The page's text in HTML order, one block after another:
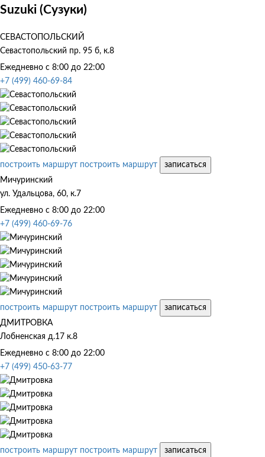
Suzuki (Сузуки)
СЕВАСТОПОЛЬСКИЙ
Севастопольский пр. 95 б, к.8
Ежедневно с 8:00 до 22:00
+7 (499) 460-69-84
построить маршрут построить маршрут
записаться
Мичуринский
ул. Удальцова, 60, к.7
Ежедневно с 8:00 до 22:00
+7 (499) 460-69-76
построить маршрут построить маршрут
записаться
ДМИТРОВКА
Лобненская д.17 к.8
Ежедневно с 8:00 до 22:00
+7 (499) 450-63-77
построить маршрут построить маршрут
записаться